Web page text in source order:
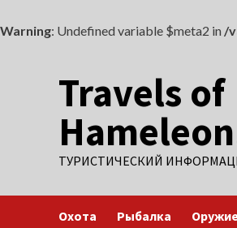
Warning: Undefined variable $meta2 in /
Travels of
ТУРИСТИЧЕСКИЙ
Охота Рыбалка